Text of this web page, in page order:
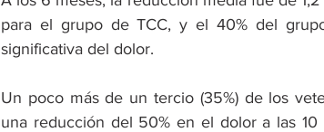
para el grupo de TCC, y el 40% del
significativa del dolor.
Un poco más de un tercio (35%) de los
una reducción del 50% en el dolor a las